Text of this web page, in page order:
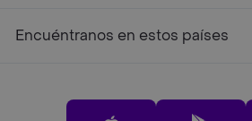
Encuéntranos en estos países